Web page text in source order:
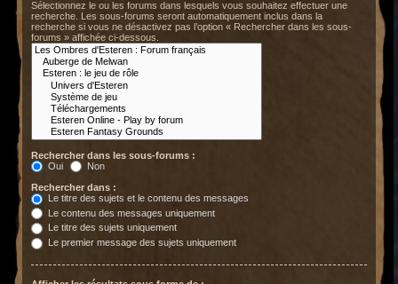
Sélectionnez le ou les forums dans lesquels vous souhaitez effectuer une
recherche. Les sous-forums seront automatiquement inclus dans la
recherche si vous ne désactivez pas l’option « Rechercher dans les sous-
forums » affichée ci-dessous.
Rechercher dans les sous-forums :
Oui
Non
Rechercher dans :
Le titre des sujets et le contenu des messages
Le contenu des messages uniquement
Le titre des sujets uniquement
Le premier message des sujets uniquement